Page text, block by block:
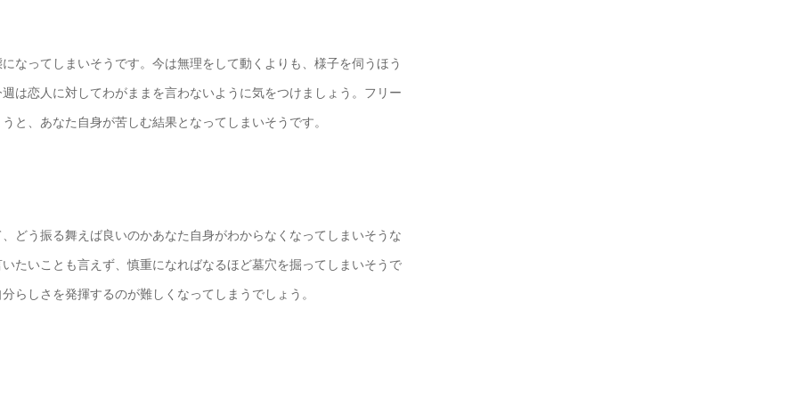
なってしまいそうです。今は無理をして動くよりも、様子を伺うほう
は恋人に対してわがままを言わないように気をつけましょう。フリー
と、あなた自身が苦しむ結果となってしまいそうです。
どう振る舞えば良いのかあなた自身がわからなくなってしまいそうな
たいことも言えず、慎重になればなるほど墓穴を掘ってしまいそうで
らしさを発揮するのが難しくなってしまうでしょう。